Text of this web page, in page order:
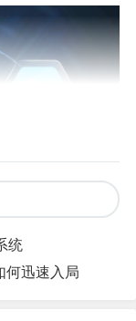
统
何迅速入局